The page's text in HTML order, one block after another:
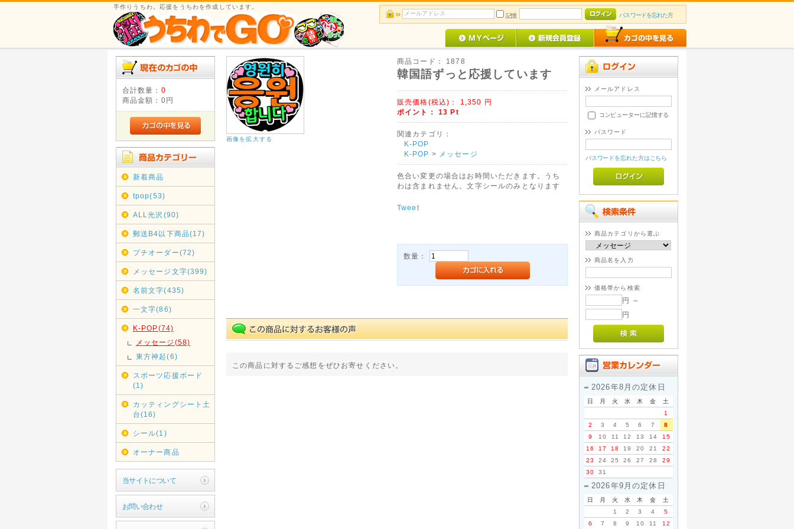
手作りうちわ。応援をうちわを作成しています。
記憶
パスワードを忘れた方
合計数量： 0
商品金額： 0円
新着商品
tpop(53)
ALL光沢(90)
郵送B4以下商品(17)
プチオーダー(72)
メッセージ文字(399)
名前文字(435)
一文字(86)
K-POP(74)
メッセージ(58)
東方神起(6)
スポーツ応援ボード
(1)
カッティングシート土
台(16)
シール(1)
オーナー商品
当サイトについて
お問い合わせ
画像を拡大する
商品コード： 1878
韓国語ずっと応援しています
販売価格(税込)： 1,350 円
ポイント： 13 Pt
関連カテゴリ：
K-POP
K-POP > メッセージ
色合い変更の場合はお時間いただきます。うち
わは含まれません。文字シールのみとなります
Tweet
数量：
この商品に対するご感想をぜひお寄せください。
メールアドレス
コンピューターに記憶する
パスワード
パスワードを忘れた方はこちら
商品カテゴリから選ぶ
商品名を入力
価格帯から検索
円 ～
円
2026年8月の定休日
日 月 火 水 木 金
土
1
2
3 4 5 6 7
8
9
10 11 12 13 14
15
16
17 18 19 20 21
22
23
24 25 26 27 28
29
30
31
2026年9月の定休日
日 月 火 水 木 金
土
1
2 3 4
5
6
7 8 9 10 11 12